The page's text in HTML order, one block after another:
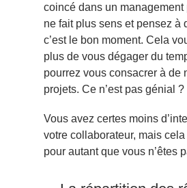
coincé dans un management
ne fait plus sens et pensez à
c’est le bon moment. Cela
plus de vous dégager du
pourrez vous consacrer à de
projets. Ce n’est pas génial ?
Vous avez certes moins
votre collaborateur, mais
pour autant que vous n’êtes